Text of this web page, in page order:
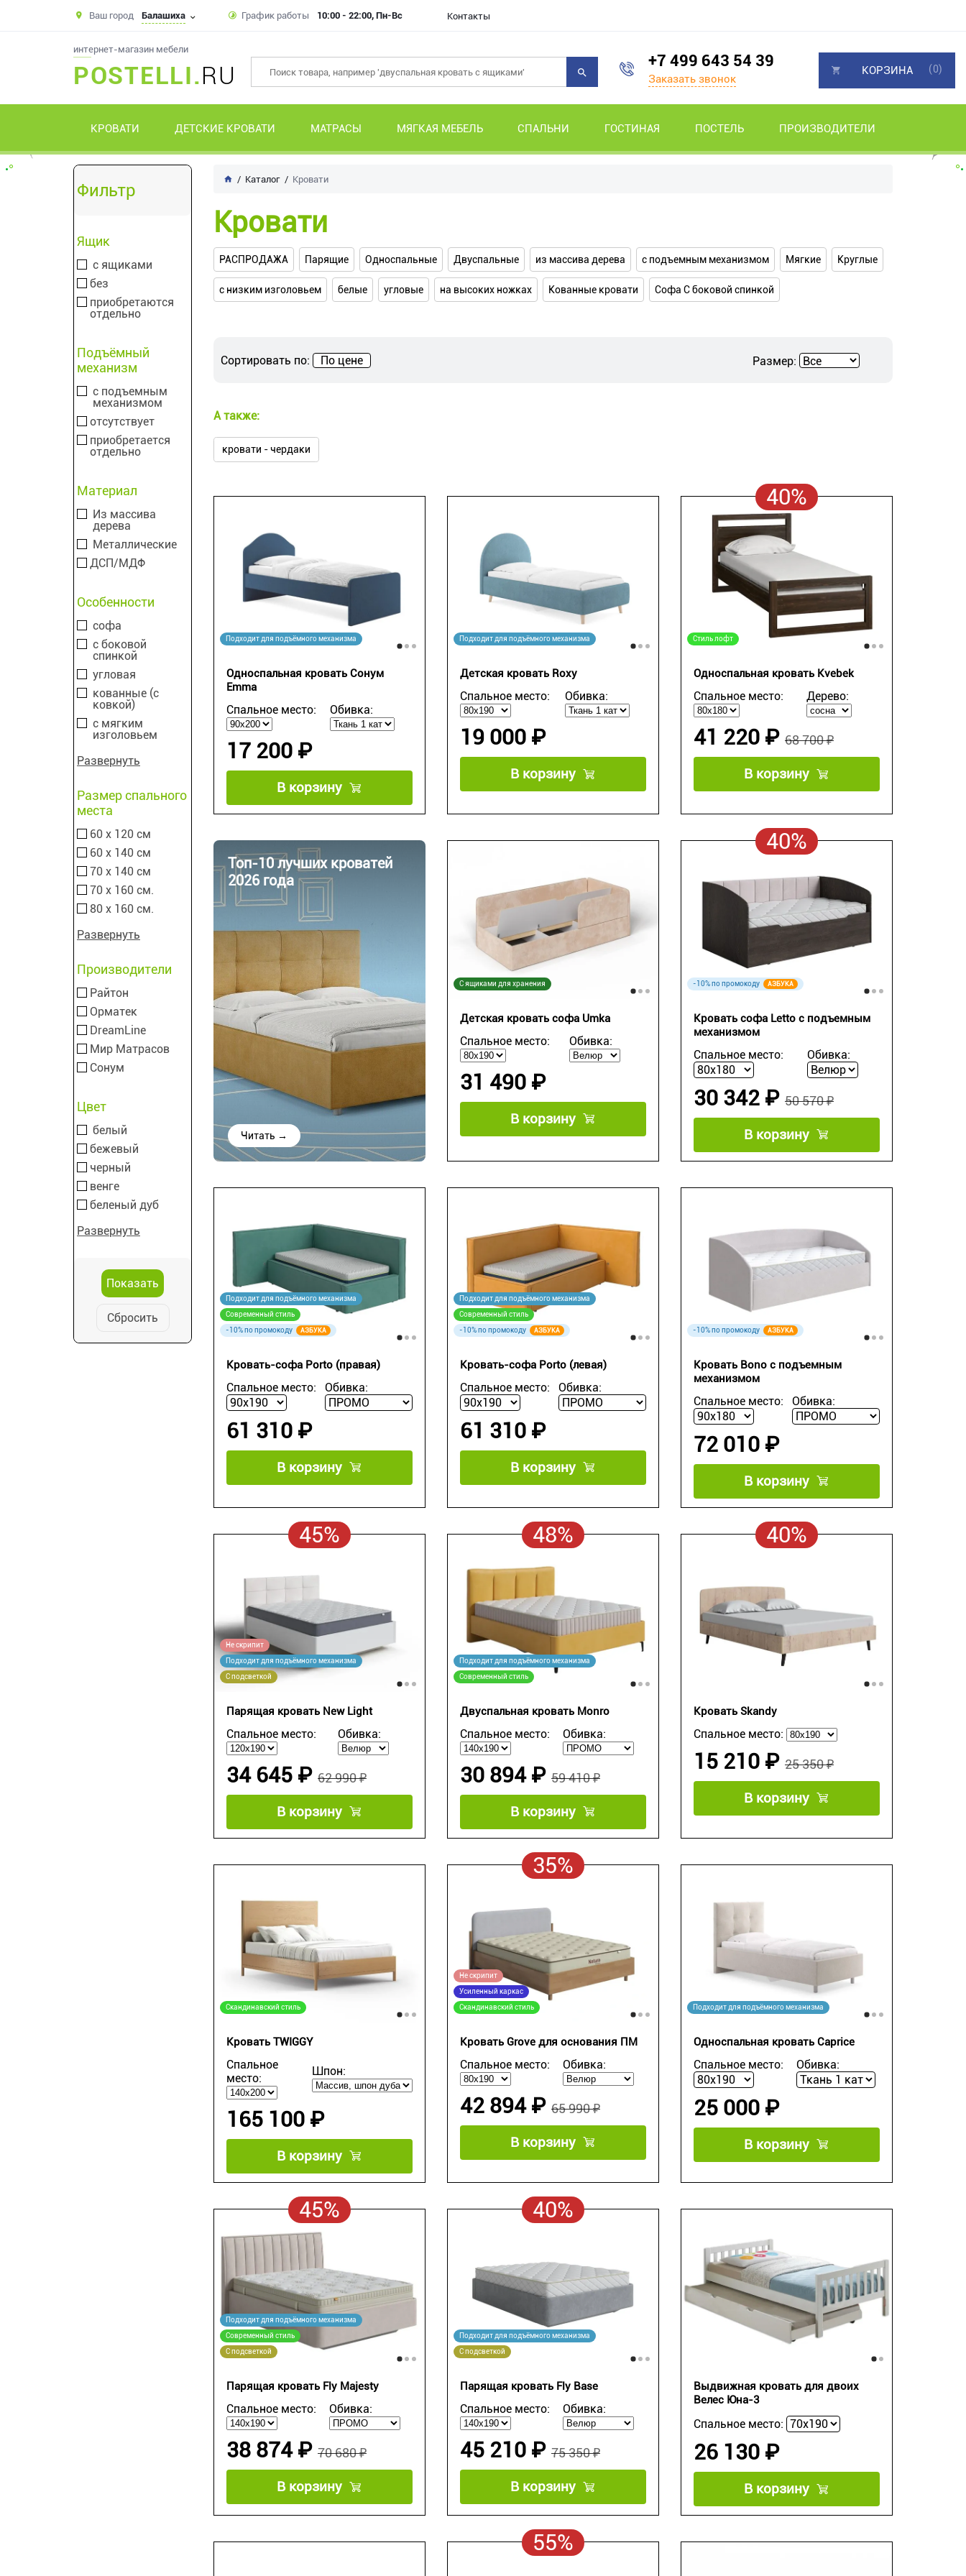
Ваш город Балашиха График работы 10:00 - 22:00, Пн-Вс Контакты
интернет-магазин мебели
POSTELLI.RU
+7 499 643 54 39
Заказать звонок
КРОВАТИ ДЕТСКИЕ КРОВАТИ МАТРАСЫ МЯГКАЯ МЕБЕЛЬ СПАЛЬНИ ГОСТИНАЯ ПОСТЕЛЬ ПРОИЗВОДИТЕЛИ
КОРЗИНА (0)
Фильтр
Ящик
с ящиками
без
приобретаются
отдельно
Подъёмный
механизм
с подъемным
механизмом
отсутствует
приобретается
отдельно
Материал
Из массива
дерева
Металлические
ДСП/МДФ
Особенности
софа
с боковой
спинкой
угловая
кованные (с
ковкой)
с мягким
изголовьем
Развернуть
Размер спального
места
60 х 120 см
60 х 140 см
70 х 140 см
70 х 160 см.
80 х 160 см.
Развернуть
Производители
Райтон
Орматек
DreamLine
Мир Матрасов
Сонум
Цвет
белый
бежевый
черный
венге
беленый дуб
Развернуть
Сбросить
Каталог Кровати
Кровати
РАСПРОДАЖА Парящие Односпальные Двуспальные из массива дерева с подъемным механизмом Мягкие Круглые
с низким изголовьем белые угловые на высоких ножках Кованные кровати Софа С боковой спинкой
Сортировать по: По цене Размер:
А также:
кровати - чердаки
Подходит для подъёмного механизма
Односпальная кровать Сонум
Emma
Спальное место: Обивка:
17 200 ₽
В корзину
Подходит для подъёмного механизма
Детская кровать Roxy
Спальное место: Обивка:
19 000 ₽
В корзину
40%
Стиль лофт
Односпальная кровать Kvebek
Спальное место: Дерево:
68 700 ₽
41 220 ₽
В корзину
Топ-10 лучших кроватей
2026 года
Читать →
С ящиками для хранения
Детская кровать софа Umka
Спальное место: Обивка:
31 490 ₽
В корзину
40%
-10% по промокоду АЗБУКА
Кровать софа Letto с подъемным
механизмом
Спальное место: Обивка:
50 570 ₽
30 342 ₽
В корзину
Подходит для подъёмного механизма
Современный стиль
-10% по промокоду
АЗБУКА
Кровать-софа Porto (правая)
Спальное место: Обивка:
61 310 ₽
В корзину
Подходит для подъёмного механизма
Современный стиль
-10% по промокоду
АЗБУКА
Кровать-софа Porto (левая)
Спальное место: Обивка:
61 310 ₽
В корзину
-10% по промокоду АЗБУКА
Кровать Bono с подъемным
механизмом
Спальное место: Обивка:
72 010 ₽
В корзину
45%
Не скрипит
Подходит для подъёмного механизма
С подсветкой
Парящая кровать New Light
Спальное место: Обивка:
62 990 ₽
34 645 ₽
В корзину
48%
Подходит для подъёмного механизма
Современный стиль
Двуспальная кровать Monro
Спальное место: Обивка:
59 410 ₽
30 894 ₽
В корзину
40%
Кровать Skandy
Спальное место:
25 350 ₽
15 210 ₽
В корзину
Скандинавский стиль
Кровать TWIGGY
Спальное
место:
Шпон:
165 100 ₽
В корзину
35%
Не скрипит
Усиленный каркас
Скандинавский стиль
Кровать Grove для основания ПМ
Спальное место: Обивка:
65 990 ₽
42 894 ₽
В корзину
Подходит для подъёмного механизма
Односпальная кровать Caprice
Спальное место: Обивка:
25 000 ₽
В корзину
45%
Подходит для подъёмного механизма
Современный стиль
С подсветкой
Парящая кровать Fly Majesty
Спальное место: Обивка:
70 680 ₽
38 874 ₽
В корзину
40%
Подходит для подъёмного механизма
С подсветкой
Парящая кровать Fly Base
Спальное место: Обивка:
75 350 ₽
45 210 ₽
В корзину
Выдвижная кровать для двоих
Велес Юна-3
Спальное место:
26 130 ₽
В корзину
55%